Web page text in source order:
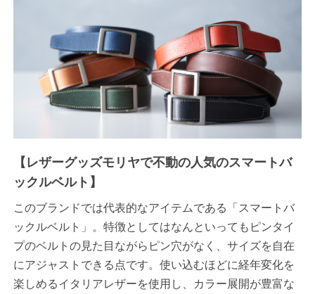
【レザーグッズモリヤで不動の人気のスマートバ
ックルベルト】
このブランドでは代表的なアイテムである「スマートバ
ックルベルト」。特徴としてはなんといってもピンタイ
プのベルトの見た目ながらピン穴がなく、サイズを自在
にアジャストできる点です。使い込むほどに経年変化を
楽しめるイタリアレザーを使用し、カラー展開が豊富な